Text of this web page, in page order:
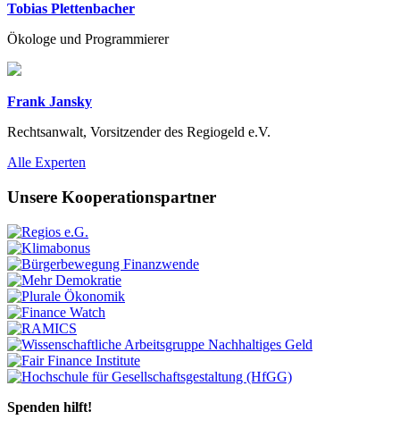
Tobias Plettenbacher
Ökologe und Programmierer
Frank Jansky
Rechtsanwalt, Vorsitzender des Regiogeld e.V.
Previous
Next
Alle Experten
Unsere Kooperationspartner
Spenden hilft!